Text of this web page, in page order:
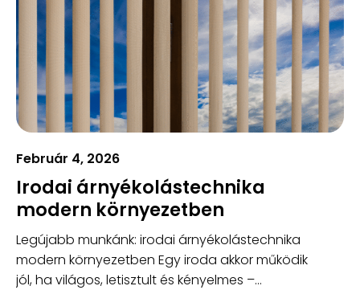
Február 4, 2026
Irodai árnyékolástechnika
modern környezetben
Legújabb munkánk: irodai árnyékolástechnika
modern környezetben Egy iroda akkor működik
jól, ha világos, letisztult és kényelmes –...